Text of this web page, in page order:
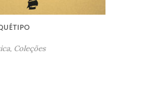
, Coleções